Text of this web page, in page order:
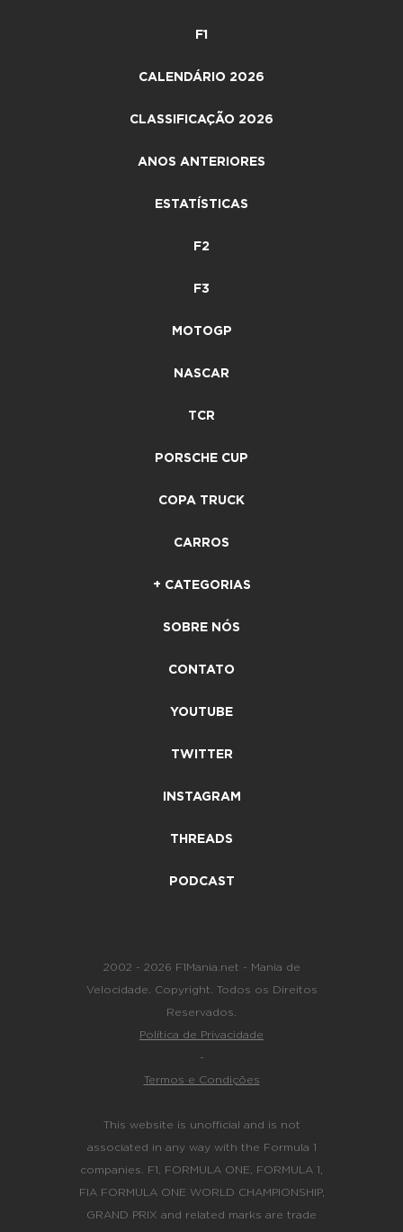
F1
CALENDÁRIO 2026
CLASSIFICAÇÃO 2026
ANOS ANTERIORES
ESTATÍSTICAS
F2
F3
MOTOGP
NASCAR
TCR
PORSCHE CUP
COPA TRUCK
CARROS
+ CATEGORIAS
SOBRE NÓS
CONTATO
YOUTUBE
TWITTER
INSTAGRAM
THREADS
PODCAST
2002 - 2026 F1Mania.net - Mania de
Velocidade. Copyright. Todos os Direitos
Reservados.
Política de Privacidade
-
Termos e Condições
This website is unofficial and is not
associated in any way with the Formula 1
companies. F1, FORMULA ONE, FORMULA 1,
FIA FORMULA ONE WORLD CHAMPIONSHIP,
GRAND PRIX and related marks are trade